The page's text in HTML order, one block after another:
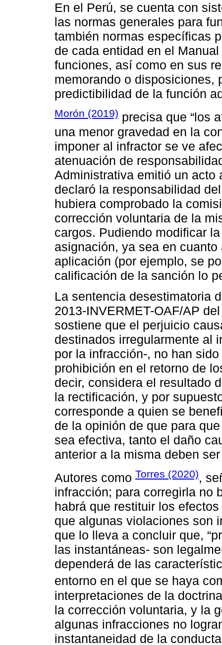
En el Perú, se cuenta con
las normas generales para
también normas específicas
de cada entidad en el
funciones, así como en sus
memorando o disposiciones,
predictibilidad de la función
Morón (2019) precisa que “los
una menor gravedad en la
imponer al infractor se ve
atenuación de
Administrativa emitió un acto
declaró la responsabilidad
hubiera comprobado la
corrección voluntaria de la
cargos. Pudiendo modificar
asignación, ya sea en
aplicación (por ejemplo, se
calificación de la sanción lo
La sentencia desestimatoria
2013-INVERMET-OAF/AP
sostiene que el perjuicio
destinados irregularmente al
por la infracción-, no han
prohibición en el retorno de
decir, considera el resultado
la rectificación, y por
corresponde a quien se
de la opinión de que para
sea efectiva, tanto el daño
anterior a la misma deben
Autores como Torres (2020),
infracción; para corregirla no
habrá que restituir los
que algunas violaciones son
que lo lleva a concluir que,
las instantáneas- son
dependerá de las
entorno en el que se haya
interpretaciones de la
la corrección voluntaria, y la
algunas infracciones no
instantaneidad de la